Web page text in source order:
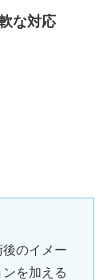
な対応
のイメー
を加える